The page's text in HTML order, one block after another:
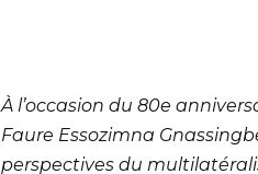
À l’occasion du 80e
Faure Essozimna
perspectives du